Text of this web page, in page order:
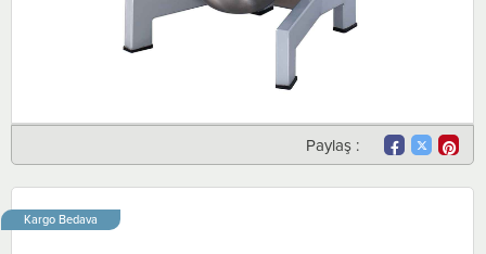
Paylaş :
Kargo Bedava